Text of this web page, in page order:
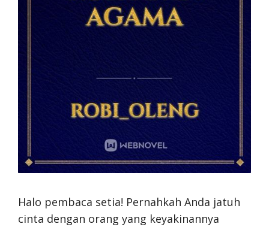
Halo pembaca setia! Pernahkah Anda jatuh
cinta dengan orang yang keyakinannya